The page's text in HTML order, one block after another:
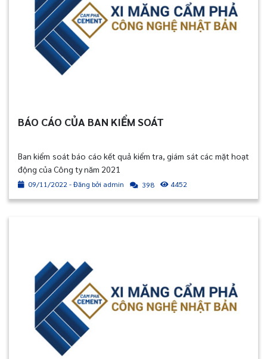
BÁO CÁO CỦA BAN KIỂM SOÁT
Ban kiểm soát báo cáo kết quả kiểm tra, giám sát các mặt hoạt
động của Công ty năm 2021
09/11/2022 - Đăng bởi admin 398 4452